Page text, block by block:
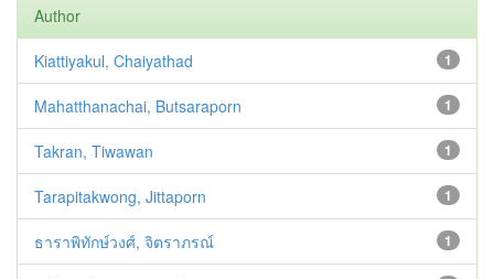
Author
1
Kiattiyakul, Chaiyathad
1
Mahatthanachai, Butsaraporn
1
Takran, Tiwawan
1
Tarapitakwong, Jittaporn
1
ธาราพิทักษ์วงศ์, จิตราภรณ์